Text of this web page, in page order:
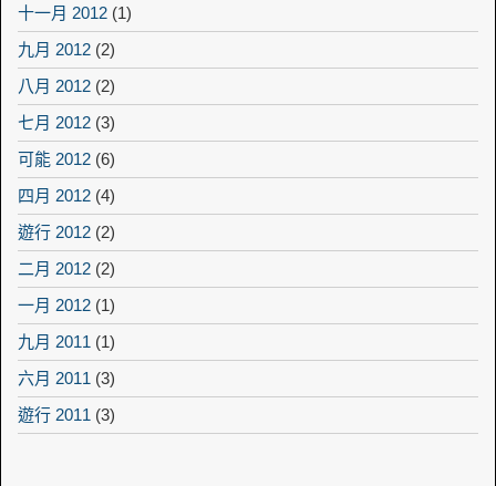
十一月 2012 (1)
九月 2012 (2)
八月 2012 (2)
七月 2012 (3)
可能 2012 (6)
四月 2012 (4)
遊行 2012 (2)
二月 2012 (2)
一月 2012 (1)
九月 2011 (1)
六月 2011 (3)
遊行 2011 (3)